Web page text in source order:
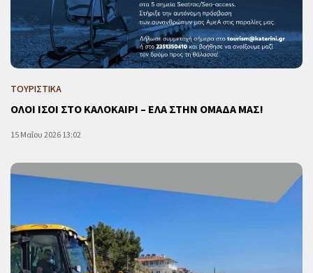
ΤΟΥΡΙΣΤΙΚΑ
ΟΛΟΙ ΙΣΟΙ ΣΤΟ ΚΑΛΟΚΑΙΡΙ – ΕΛΑ ΣΤΗΝ ΟΜΑΔΑ ΜΑΣ!
15 Μαΐου 2026 13:02